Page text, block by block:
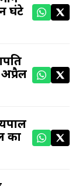
घंटे
का